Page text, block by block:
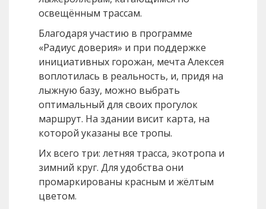
освещённым трассам.
Благодаря участию в программе
«Радиус доверия» и при поддержке
инициативных горожан, мечта Алексея
воплотилась в реальность, и, придя на
лыжную базу, можно выбрать
оптимальный для своих прогулок
маршрут. На здании висит карта, на
которой указаны все тропы.
Их всего три: летняя трасса, экотропа и
зимний круг. Для удобства они
промаркированы красным и жёлтым
цветом.